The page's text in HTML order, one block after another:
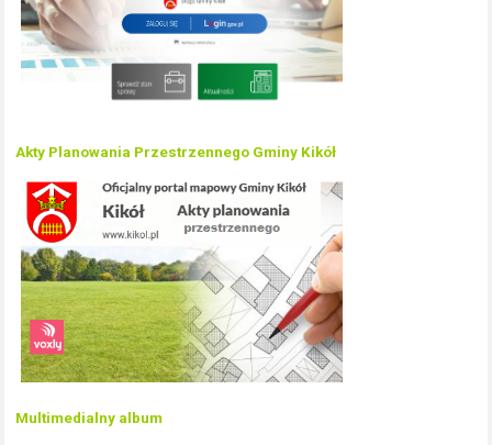
Akty Planowania Przestrzennego Gminy Kikół
Multimedialny album